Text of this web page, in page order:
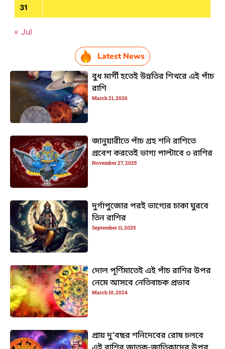
31
« Jul
Latest News
বুধ মার্গী হতেই উন্নতির শিখরে এই পাঁচ
রাশি
March 21, 2026
জানুয়ারীতে পাঁচ গ্রহ শনি রাশিতে
প্রবেশ করতেই ভাগ্য পাল্টাবে ৩ রাশির
November 27, 2025
দুর্গাপুজোর পরই ভাগ্যের চাকা ঘুরবে
তিন রাশির
September 11, 2025
দোল পূর্ণিমাতেই এই পাঁচ রাশির উপর
নেমে আসবে নেতিবাচক প্রভাব
March 10, 2024
প্রায় দু’বছর শনিদেবের রোষ চলবে